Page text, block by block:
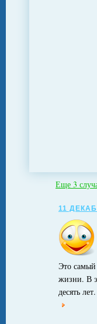
Еще 3
11
Это самый
жизни. В
десять